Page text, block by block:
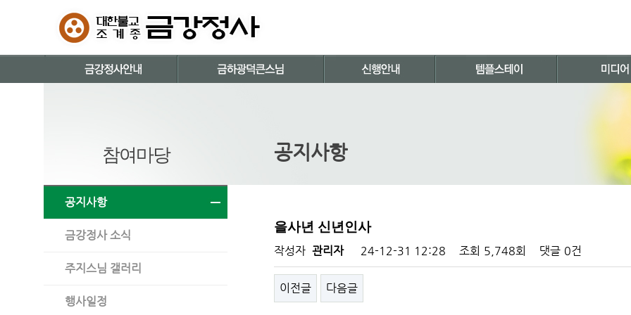
참여마당
공지사항
금강정사 소식
주지스님 갤러리
행사일정
공지사항
을사년 신년인사
작성자 관리자 24-12-31 12:28 조회 5,748회 댓글 0건
이전글 다음글